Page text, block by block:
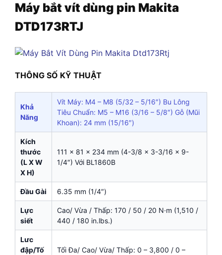
Máy bắt vít dùng pin Makita
DTD173RTJ
THÔNG SỐ KỸ THUẬT
Khả
Năng
Vít Máy: M4 – M8 (5/32 – 5/16″) Bu Lông
Tiêu Chuẩn: M5 – M16 (3/16 – 5/8″) Gỗ (Mũi
Khoan): 24 mm (15/16″)
Kích
thước
(L X W
X H)
111 x 81 x 234 mm (4-3/8 x 3-3/16 x 9-
1/4″) Với BL1860B
Đầu Gài 6.35 mm (1/4″)
Lực
siết
Cao/ Vừa / Thấp: 170 / 50 / 20 N·m (1,510 /
440 / 180 in.lbs.)
Lưc
đập/Tố
Tối Đa/ Cao/ Vừa/ Thấp: 0 – 3,800 / 0 –